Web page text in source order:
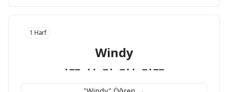
1 Harf
Windy
·−− ·· −· −·· −·−−